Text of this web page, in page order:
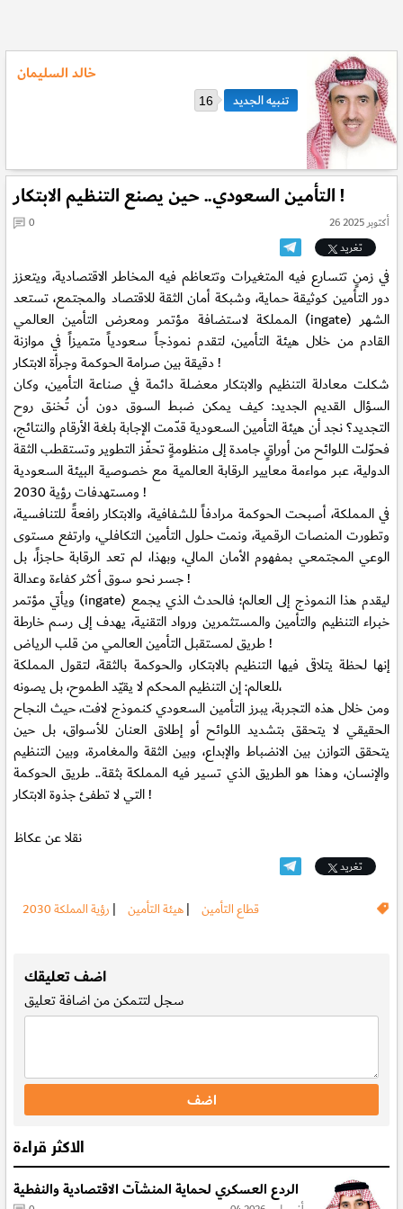
خالد السليمان
16
التأمين السعودي.. حين يصنع التنظيم الابتكار !
26 أكتوبر 2025
0
تغريد
في زمنٍ تتسارع فيه المتغيرات وتتعاظم فيه المخاطر الاقتصادية، ويتعزز
دور التأمين كوثيقة حماية، وشبكة أمان الثقة للاقتصاد والمجتمع، تستعد
المملكة لاستضافة مؤتمر ومعرض التأمين العالمي (ingate) الشهر
القادم من خلال هيئة التأمين، لتقدم نموذجاً سعودياً متميزاً في موازنة
دقيقة بين صرامة الحوكمة وجرأة الابتكار !
شكلت معادلة التنظيم والابتكار معضلة دائمة في صناعة التأمين، وكان
السؤال القديم الجديد: كيف يمكن ضبط السوق دون أن تُخنق روح
التجديد؟ نجد أن هيئة التأمين السعودية قدّمت الإجابة بلغة الأرقام والنتائج،
فحوّلت اللوائح من أوراقٍ جامدة إلى منظومةٍ تحفّز التطوير وتستقطب الثقة
الدولية، عبر مواءمة معايير الرقابة العالمية مع خصوصية البيئة السعودية
ومستهدفات رؤية 2030 !
في المملكة، أصبحت الحوكمة مرادفاً للشفافية، والابتكار رافعةً للتنافسية،
وتطورت المنصات الرقمية، ونمت حلول التأمين التكافلي، وارتفع مستوى
الوعي المجتمعي بمفهوم الأمان المالي، وبهذا، لم تعد الرقابة حاجزاً، بل
جسر نحو سوق أكثر كفاءة وعدالة !
ويأتي مؤتمر (ingate) ليقدم هذا النموذج إلى العالم؛ فالحدث الذي يجمع
خبراء التنظيم والتأمين والمستثمرين ورواد التقنية، يهدف إلى رسم خارطة
طريق لمستقبل التأمين العالمي من قلب الرياض !
إنها لحظة يتلاقى فيها التنظيم بالابتكار، والحوكمة بالثقة، لتقول المملكة
للعالم: إن التنظيم المحكم لا يقيّد الطموح، بل يصونه،
ومن خلال هذه التجربة، يبرز التأمين السعودي كنموذج لافت، حيث النجاح
الحقيقي لا يتحقق بتشديد اللوائح أو إطلاق العنان للأسواق، بل حين
يتحقق التوازن بين الانضباط والإبداع، وبين الثقة والمغامرة، وبين التنظيم
والإنسان، وهذا هو الطريق الذي تسير فيه المملكة بثقة.. طريق الحوكمة
التي لا تطفئ جذوة الابتكار !
نقلا عن عكاظ
تغريد
قطاع التأمين |هيئة التأمين | رؤية المملكة 2030
اضف تعليقك
سجللتتمكن من اضافة تعليق
الاكثر قراءة
الردع العسكري لحماية المنشآت الاقتصادية والنفطية